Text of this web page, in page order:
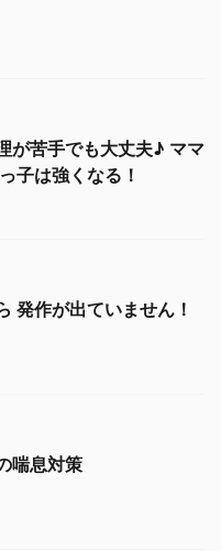
が苦手でも大丈夫♪ ママ
子は強くなる！
発作が出ていません！
喘息対策